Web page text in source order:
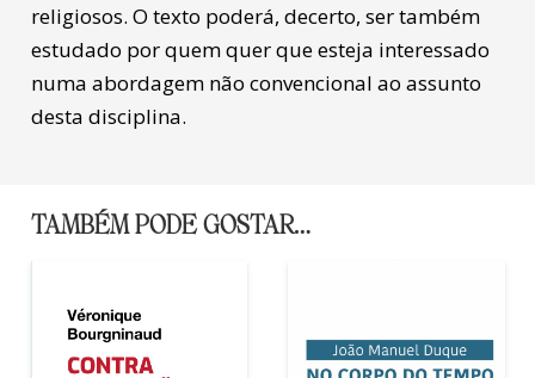
religiosos. O texto poderá, decerto, ser também
estudado por quem quer que esteja interessado
numa abordagem não convencional ao assunto
desta disciplina.
TAMBÉM PODE GOSTAR…